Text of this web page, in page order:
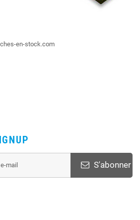
en-stock.com
S'abonner